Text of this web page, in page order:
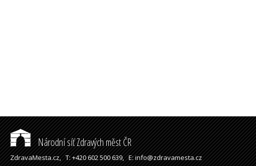
Národní síť Zdravých měst ČR
ZdravaMesta.cz,T: +420 602 500 639,E: info@zdravamesta.cz